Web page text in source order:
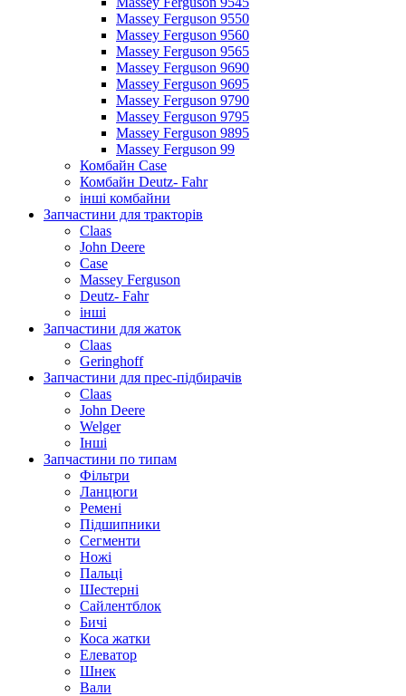
Massey Ferguson 9550
Massey Ferguson 9560
Massey Ferguson 9565
Massey Ferguson 9690
Massey Ferguson 9695
Massey Ferguson 9790
Massey Ferguson 9795
Massey Ferguson 9895
Massey Ferguson 99
Комбайн Case
Комбайн Deutz- Fahr
інші комбайни
Запчастини для тракторів
Claas
John Deere
Case
Massey Ferguson
Deutz- Fahr
інші
Запчастини для жаток
Claas
Geringhoff
Запчастини для прес-підбирачів
Claas
John Deere
Welger
Інші
Запчастини по типам
Фільтри
Ланцюги
Ремені
Підшипники
Сегменти
Ножі
Пальці
Шестерні
Сайлентблок
Бичі
Коса жатки
Елеватор
Шнек
Вали